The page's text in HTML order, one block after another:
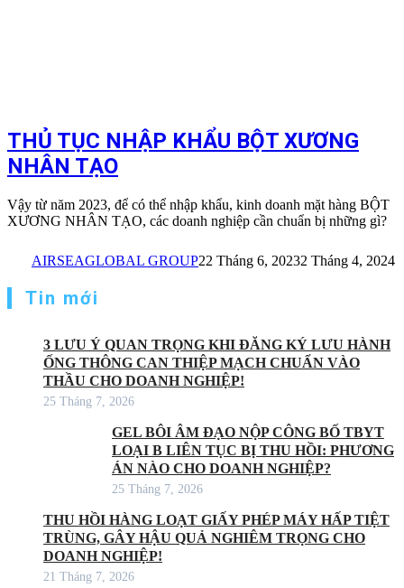
THỦ TỤC NHẬP KHẨU BỘT XƯƠNG
NHÂN TẠO
Vậy từ năm 2023, để có thể nhập khẩu, kinh doanh mặt hàng BỘT
XƯƠNG NHÂN TẠO, các doanh nghiệp cần chuẩn bị những gì?
AIRSEAGLOBAL GROUP22 Tháng 6, 20232 Tháng 4, 2024
Tin mới
3 LƯU Ý QUAN TRỌNG KHI ĐĂNG KÝ LƯU HÀNH
ỐNG THÔNG CAN THIỆP MẠCH CHUẨN VÀO
THẦU CHO DOANH NGHIỆP!
25 Tháng 7, 2026
GEL BÔI ÂM ĐẠO NỘP CÔNG BỐ TBYT
LOẠI B LIÊN TỤC BỊ THU HỒI: PHƯƠNG
ÁN NÀO CHO DOANH NGHIỆP?
25 Tháng 7, 2026
THU HỒI HÀNG LOẠT GIẤY PHÉP MÁY HẤP TIỆT
TRÙNG, GÂY HẬU QUẢ NGHIÊM TRỌNG CHO
DOANH NGHIỆP!
21 Tháng 7, 2026